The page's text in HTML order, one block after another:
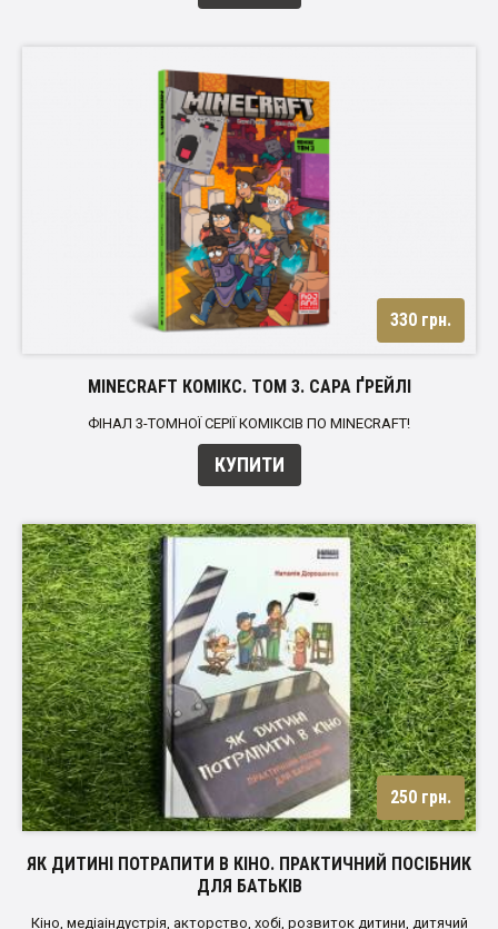
330 грн.
MINECRAFT КОМІКС. ТОМ 3. САРА ҐРЕЙЛІ
ФІНАЛ 3-ТОМНОЇ СЕРІЇ КОМІКСІВ ПО MINECRAFT!
КУПИТИ
250 грн.
ЯК ДИТИНІ ПОТРАПИТИ В КІНО. ПРАКТИЧНИЙ ПОСІБНИК
ДЛЯ БАТЬКІВ
Кіно, медіаіндустрія, акторство, хобі, розвиток дитини, дитячий